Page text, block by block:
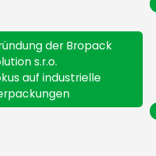
der Bropack
s.r.o.
auf industrielle